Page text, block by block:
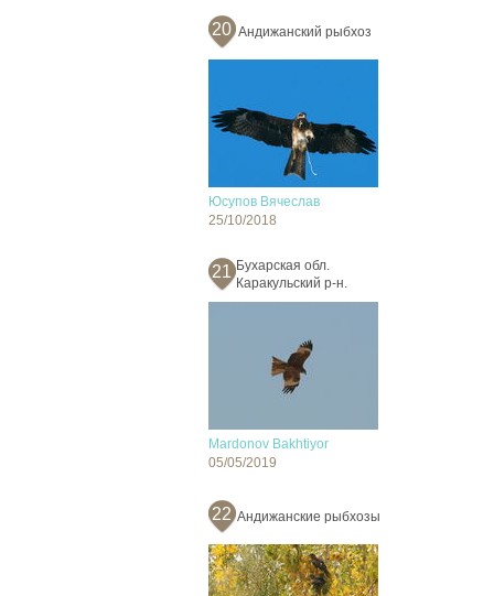
20 Андижанский рыбхоз
Юсупов Вячеслав
25/10/2018
21 Бухарская обл.
Каракульский р-н.
Mardonov Bakhtiyor
05/05/2019
22 Андижанские рыбхозы